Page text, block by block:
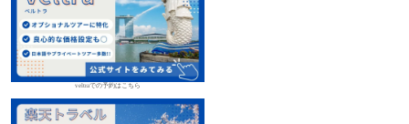
veltraでの予約はこちら